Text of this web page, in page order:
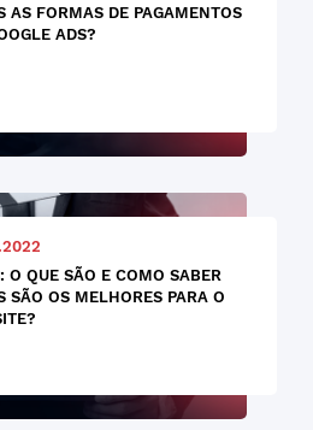
AS FORMAS DE PAGAMENTOS
ADS?
O QUE SÃO E COMO SABER
SÃO OS MELHORES PARA O